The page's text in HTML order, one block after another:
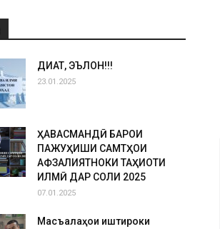
ДИҚҚАТ, ЭЪЛОН!!!
23.01.2025
ҲАВАСМАНДӢ БАРОИ
ПАЖУҲИШИ САМТҲОИ
АФЗАЛИЯТНОКИ ТАҲҚИҚОТИ
ИЛМӢ ДАР СОЛИ 2025
07.01.2025
Масъалаҳои иштироки